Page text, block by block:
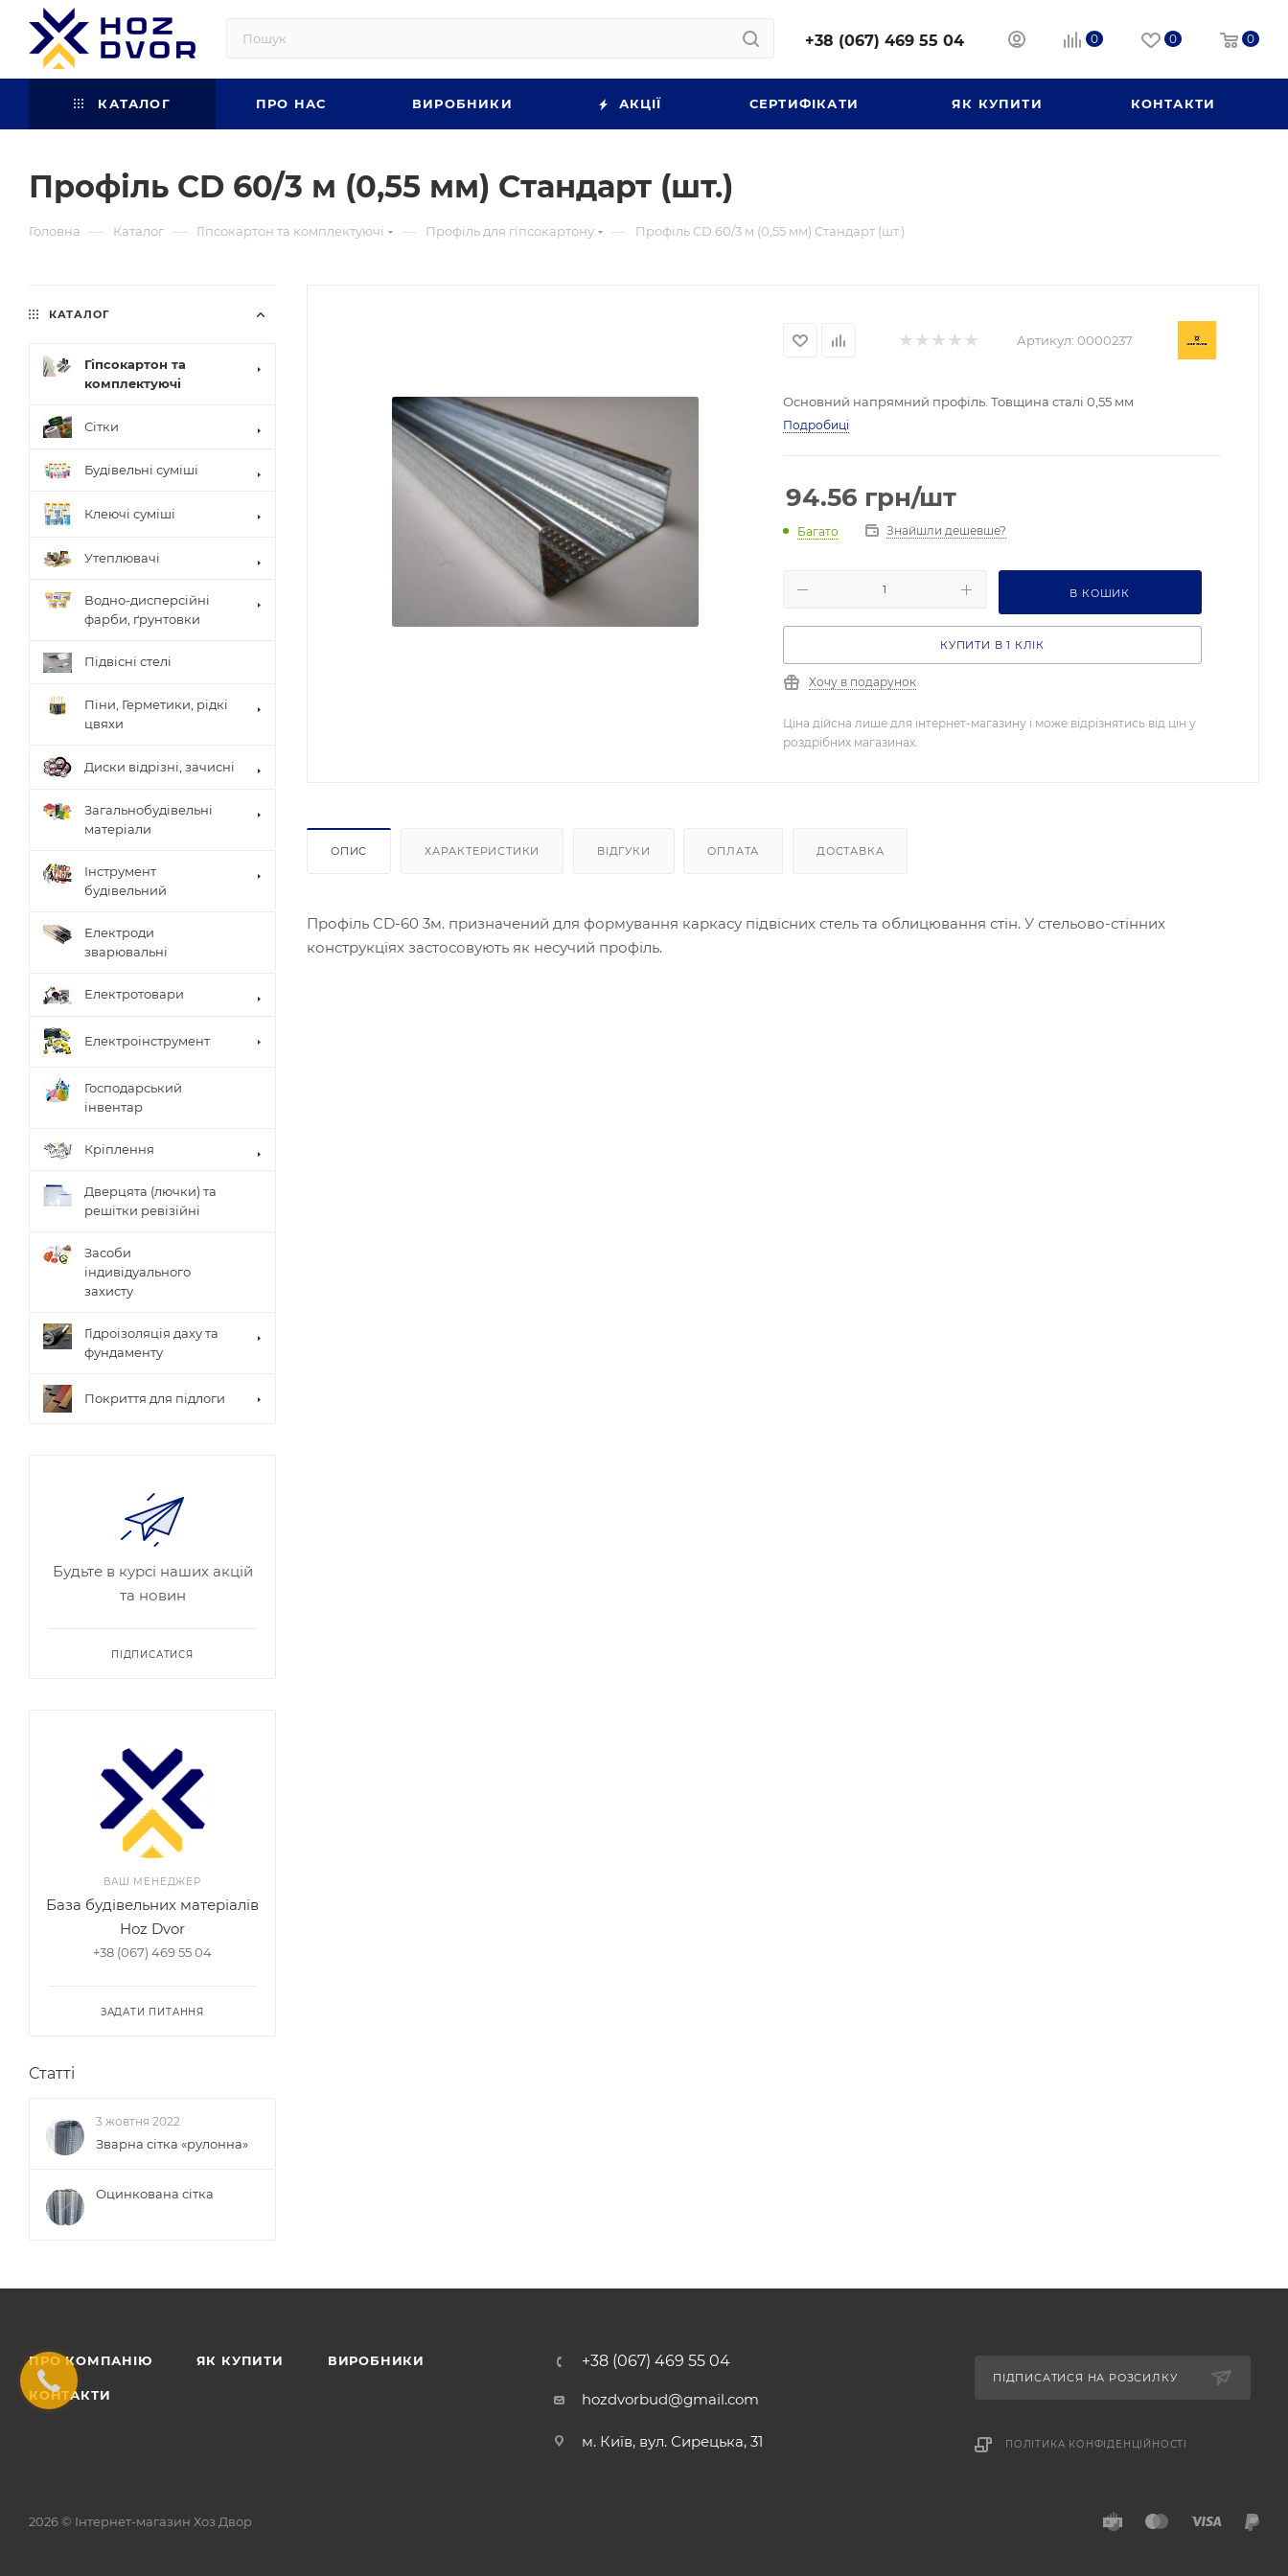
+38 (067) 469 55 04 0 0 0
КАТАЛОГ ПРО НАС ВИРОБНИКИ АКЦІЇ СЕРТИФІКАТИ ЯК КУПИТИ КОНТАКТИ
Профіль CD 60/3 м (0,55 мм) Стандарт (шт.)
Головна — Каталог — Гіпсокартон та комплектуючі — Профіль для гіпсокартону — Профіль CD 60/3 м (0,55 мм) Стандарт (шт.)
Артикул: 0000237
Основний напрямний профіль. Товщина сталі 0,55 мм
Подробиці
94.56 грн/шт
Багато Знайшли дешевше?
В КОШИК
КУПИТИ В 1 КЛІК
Хочу в подарунок
Ціна дійсна лише для інтернет-магазину і може відрізнятись від цін у
роздрібних магазинах.
ОПИС ХАРАКТЕРИСТИКИ ВІДГУКИ ОПЛАТА ДОСТАВКА
Профіль CD-60 3м. призначений для формування каркасу підвісних стель та облицювання стін. У стельово-стінних
конструкціях застосовують як несучий профіль.
КАТАЛОГ
Гіпсокартон та
комплектуючі
Сітки
Будівельні суміші
Клеючі суміші
Утеплювачі
Водно-дисперсійні
фарби, ґрунтовки
Підвісні стелі
Піни, Герметики, рідкі
цвяхи
Диски відрізні, зачисні
Загальнобудівельні
матеріали
Інструмент
будівельний
Електроди
зварювальні
Електротовари
Електроінструмент
Господарський
інвентар
Кріплення
Дверцята (лючки) та
решітки ревізійні
Засоби
індивідуального
захисту
Гідроізоляція даху та
фундаменту
Покриття для підлоги
Будьте в курсі наших акцій
та новин
ПІДПИСАТИСЯ
ВАШ МЕНЕДЖЕР
База будівельних матеріалів
Hoz Dvor
+38 (067) 469 55 04
ЗАДАТИ ПИТАННЯ
Статті
3 жовтня 2022
Зварна сітка «рулонна»
Оцинкована сітка
ПРО КОМПАНІЮ ЯК КУПИТИ ВИРОБНИКИ
КОНТАКТИ
+38 (067) 469 55 04
hozdvorbud@gmail.com
м. Київ, вул. Сирецька, 31
ПІДПИСАТИСЯ НА РОЗСИЛКУ
ПОЛІТИКА КОНФІДЕНЦІЙНОСТІ
2026 © Інтернет-магазин Хоз Двор